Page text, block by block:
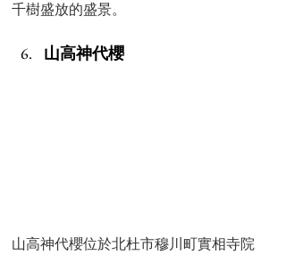
千樹盛放的盛景。
山高神代櫻
山高神代櫻位於北杜市穆川町實相寺院